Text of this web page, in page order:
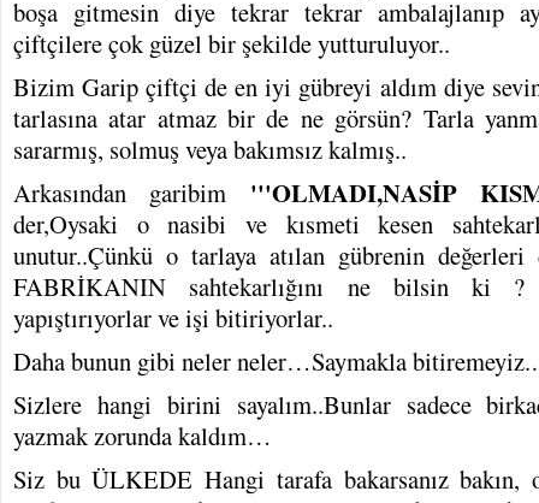
boşa gitmesin diye tekrar tekrar ambalajlanıp
çiftçilere çok güzel bir şekilde yutturuluyor..
Bizim Garip çiftçi de en iyi gübreyi aldım diye
tarlasına atar atmaz bir de ne görsün? Tarla
sararmış, solmuş veya bakımsız kalmış..
Arkasından garibim '''OLMADI,NASİP
der,Oysaki o nasibi ve kısmeti kesen
unutur..Çünkü o tarlaya atılan gübrenin değerleri
FABRİKANIN sahtekarlığını ne bilsin ki
yapıştırıyorlar ve işi bitiriyorlar..
Daha bunun gibi neler neler…Saymakla
Sizlere hangi birini sayalım..Bunlar sadece
yazmak zorunda kaldım…
Siz bu ÜLKEDE Hangi tarafa bakarsanız